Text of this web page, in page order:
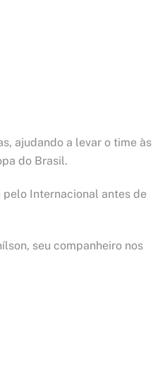
ajudando a levar o time às
do Brasil.
pelo Internacional antes de
seu companheiro nos